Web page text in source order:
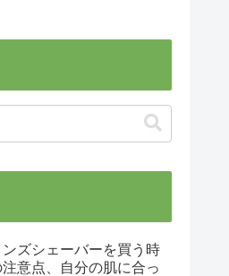
ンズシェーバーを買う時
注意点、自分の肌に合っ